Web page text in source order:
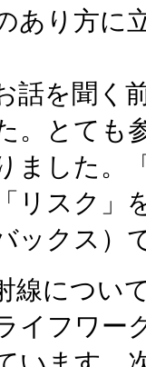
あり方に
話を聞く
。とても
ました。
リスク」
ックス）
線につい
イフワー